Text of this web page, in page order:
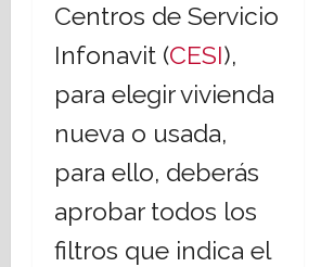
Centros de Servicio
Infonavit (CESI),
para elegir vivienda
nueva o usada,
para ello, deberás
aprobar todos los
filtros que indica el